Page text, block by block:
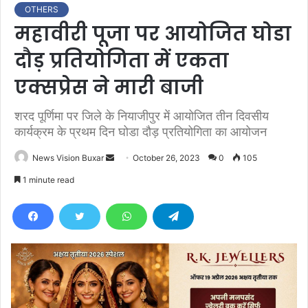
OTHERS
महावीरी पूजा पर आयोजित घोडा
दौड़ प्रतियोगिता में एकता
एक्सप्रेस ने मारी बाजी
शरद पूर्णिमा पर जिले के नियाजीपुर में आयोजित तीन दिवसीय
कार्यक्रम के प्रथम दिन घोडा दौड़ प्रतियोगिता का आयोजन
News Vision Buxar
d
e
m
a
October 26, 2023 0 105
1 minute read